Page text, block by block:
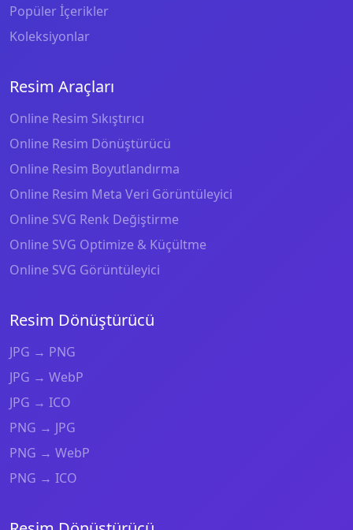
Popüler İçerikler
Koleksiyonlar
Resim Araçları
Online Resim Sıkıştırıcı
Online Resim Dönüştürücü
Online Resim Boyutlandırma
Online Resim Meta Veri Görüntüleyici
Online SVG Renk Değiştirme
Online SVG Optimize & Küçültme
Online SVG Görüntüleyici
Resim Dönüştürücü
JPG → PNG
JPG → WebP
JPG → ICO
PNG → JPG
PNG → WebP
PNG → ICO